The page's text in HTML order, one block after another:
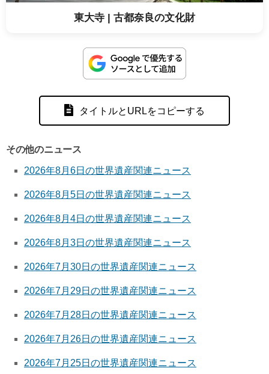
東大寺 | 古都奈良の文化財
タイトルとURLをコピーする
その他のニュース
2026年8月6日の世界遺産関連ニュース
2026年8月5日の世界遺産関連ニュース
2026年8月4日の世界遺産関連ニュース
2026年8月3日の世界遺産関連ニュース
2026年7月30日の世界遺産関連ニュース
2026年7月29日の世界遺産関連ニュース
2026年7月28日の世界遺産関連ニュース
2026年7月26日の世界遺産関連ニュース
2026年7月25日の世界遺産関連ニュース